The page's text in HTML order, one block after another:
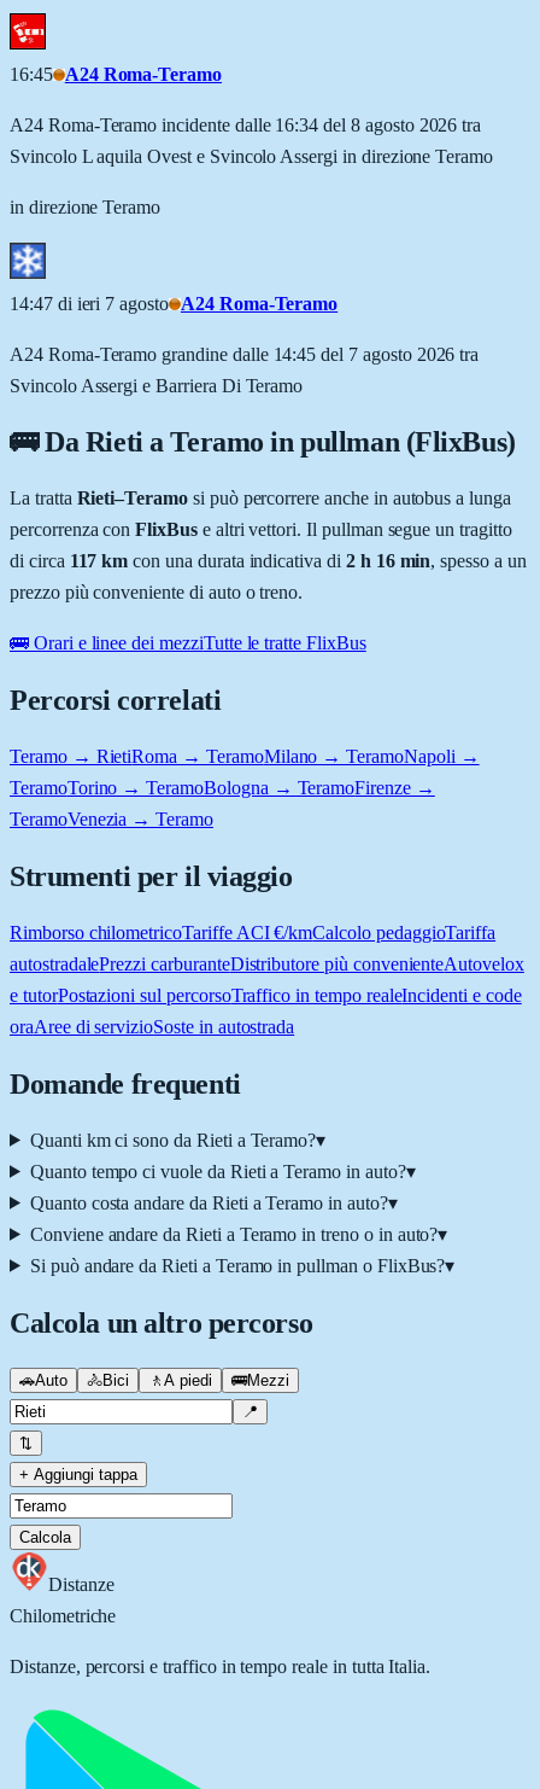
16:45 A24 Roma-Teramo
A24 Roma-Teramo incidente dalle 16:34 del 8 agosto 2026 tra
Svincolo L aquila Ovest e Svincolo Assergi in direzione Teramo
in direzione Teramo
14:47 di ieri 7 agosto A24 Roma-Teramo
A24 Roma-Teramo grandine dalle 14:45 del 7 agosto 2026 tra
Svincolo Assergi e Barriera Di Teramo
🚌 DaRietiaTeramo in pullman (FlixBus)
La tratta Rieti–Teramosi può percorrere anche in autobus a lunga
percorrenza conFlixBuse altri vettori. Il pullman segue un tragitto
di circa 117 km con una durata indicativa di 2 h 16 min, spesso a un
prezzo più conveniente di auto o treno.
🚌 Orari e linee dei mezziTutte le tratte FlixBus
Percorsi correlati
Teramo → RietiRoma → TeramoMilano → TeramoNapoli →
TeramoTorino → TeramoBologna → TeramoFirenze →
TeramoVenezia → Teramo
Strumenti per il viaggio
Rimborso chilometricoTariffe ACI €/kmCalcolo pedaggioTariffa
autostradalePrezzi carburanteDistributore più convenienteAutovelox
e tutorPostazioni sul percorsoTraffico in tempo realeIncidenti e code
oraAree di servizioSoste in autostrada
Domande frequenti
Quanti km ci sono da Rieti a Teramo?▾
Quanto tempo ci vuole da Rieti a Teramo in auto?▾
Quanto costa andare da Rieti a Teramo in auto?▾
Conviene andare da Rieti a Teramo in treno o in auto?▾
Si può andare da Rieti a Teramo in pullman o FlixBus?▾
Calcola un altro percorso
🚗Auto 🚴Bici 🚶 A piedi 🚌Mezzi
📍
⇅
+ Aggiungi tappa
Calcola
Distanze
Chilometriche
Distanze, percorsi e traffico in tempo reale in tutta Italia.